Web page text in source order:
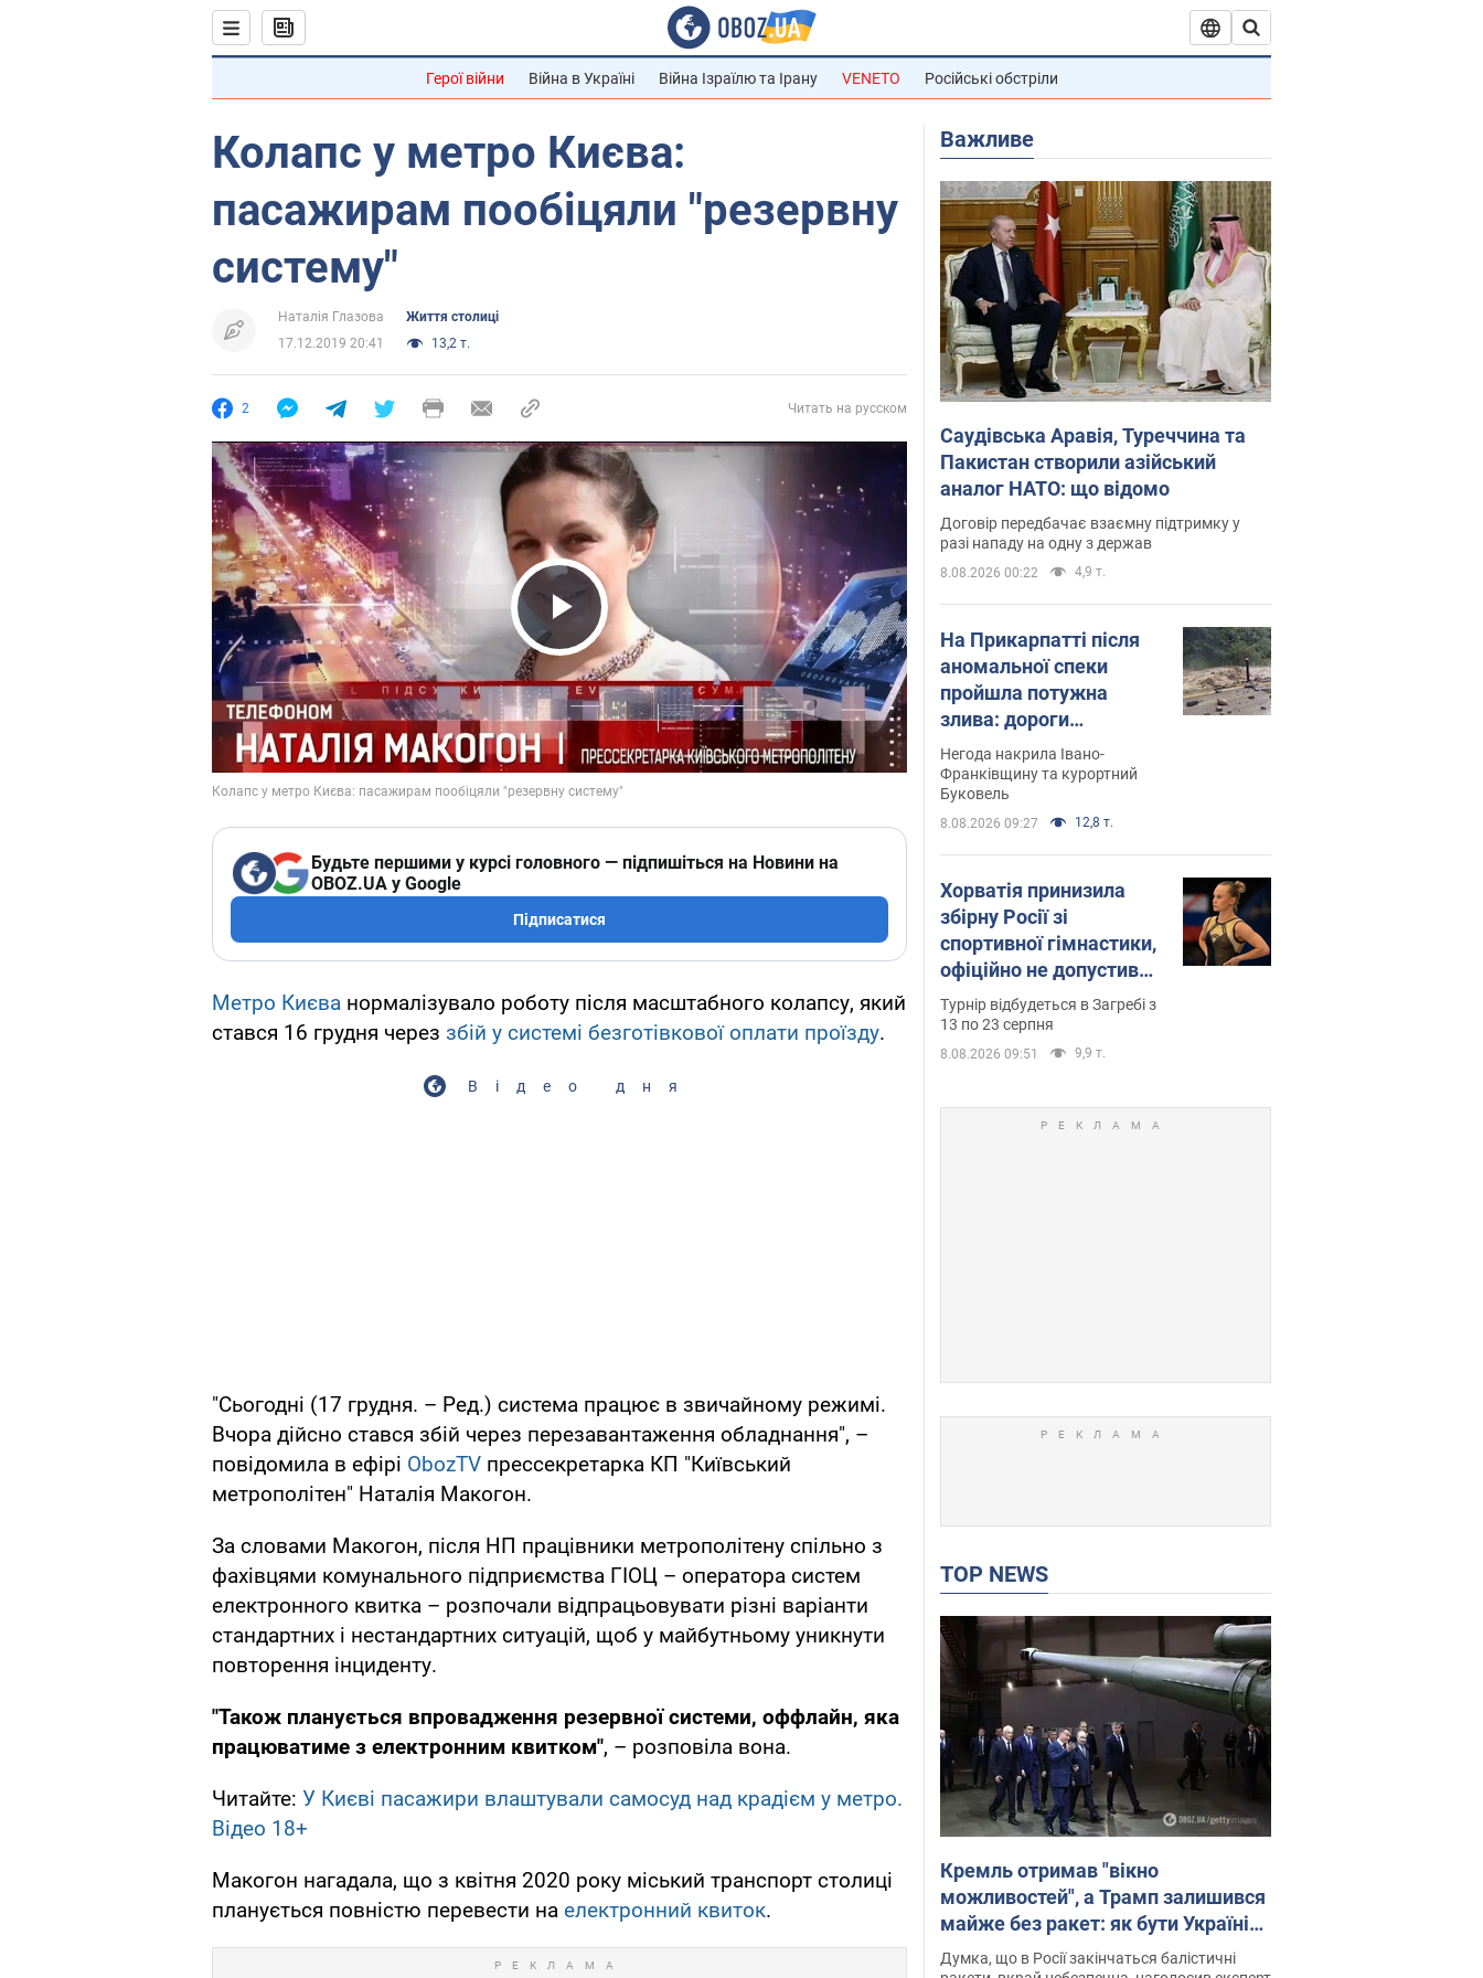
Герої війни Війна в Україні Війна Ізраїлю та Ірану VENETO Російські обстріли
Колапс у метро Києва:
пасажирам пообіцяли "резервну
систему"
Наталія Глазова
Життя столиці
17.12.2019 20:41
13,2 т.
2 Читать на русском
Play Video
Будьте першими у курсі головного — підпишіться на Новини на
OBOZ.UA у Google
Підписатися
Метро Києва нормалізувало роботу після масштабного колапсу, який
стався 16 грудня через збій у системі безготівкової оплати проїзду.
Відео дня
"Сьогодні (17 грудня. – Ред.) система працює в звичайному режимі.
Вчора дійсно стався збій через перезавантаження обладнання", –
повідомила в ефірі ObozTV прессекретарка КП "Київський
метрополітен" Наталія Макогон.
За словами Макогон, після НП працівники метрополітену спільно з
фахівцями комунального підприємства ГІОЦ – оператора систем
електронного квитка – розпочали відпрацьовувати різні варіанти
стандартних і нестандартних ситуацій, щоб у майбутньому уникнути
повторення інциденту.
"Також планується впровадження резервної системи, оффлайн, яка
працюватиме з електронним квитком", – розповіла вона.
Читайте: У Києві пасажири влаштували самосуд над крадієм у метро.
Відео 18+
Макогон нагадала, що з квітня 2020 року міський транспорт столиці
планується повністю перевести на електронний квиток.
Важливе
Саудівська Аравія, Туреччина та
Пакистан створили азійський
аналог НАТО: що відомо
Договір передбачає взаємну підтримку у
разі нападу на одну з держав
8.08.2026 00:22 4,9 т.
На Прикарпатті після
аномальної спеки
пройшла потужна
злива: дороги
перетворились на
річки. Відео
Негода накрила Івано-
Франківщину та курортний
Буковель
8.08.2026 09:27 12,8 т.
Хорватія принизила
збірну Росії зі
спортивної гімнастики,
офіційно не допустивши
до чемпіонату Європи
основних спортсменів
Турнір відбудеться в Загребі з
13 по 23 серпня
8.08.2026 09:51 9,9 т.
TOP NEWS
Кремль отримав "вікно
можливостей", а Трамп залишився
майже без ракет: як бути Україні?
Інтерв’ю з Мельником
Думка, що в Росії закінчаться балістичні